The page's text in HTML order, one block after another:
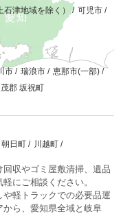
石津地域を除く） / 可児市 /
市 / 瑞浪市 / 恵那市(一部) /
郡 坂祝町
朝日町 / 川越町 /
収やゴミ屋敷清掃、遺品
にご相談ください。
軽トラックでの必要品運
ら、愛知県全域と岐阜